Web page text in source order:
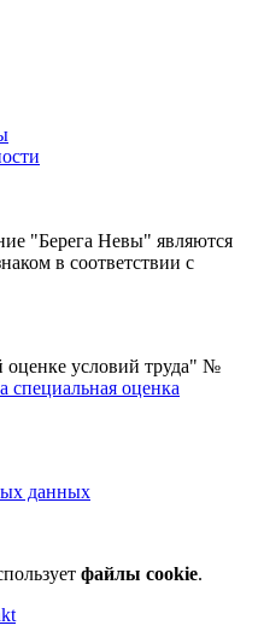
"Берега Невы" являются
в соответствии с
оценке условий труда" №
специальная оценка
данных
файлы cookie.